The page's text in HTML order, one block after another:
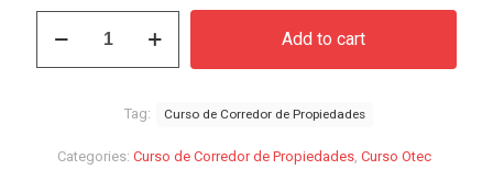
was:
$290.000.
is:
Add to cart
Categories: Curso de Corredor de Propiedades, Curso Otec
Tag: Curso de Corredor de Propiedades